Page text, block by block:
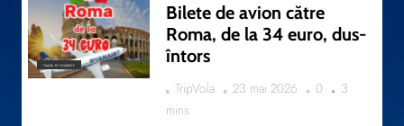
TRAVEL BY YOURSELF
Bilete de avion către
Roma, de la 34 euro, dus-
întors
TripVola 23 mai 2026 0
3
mins